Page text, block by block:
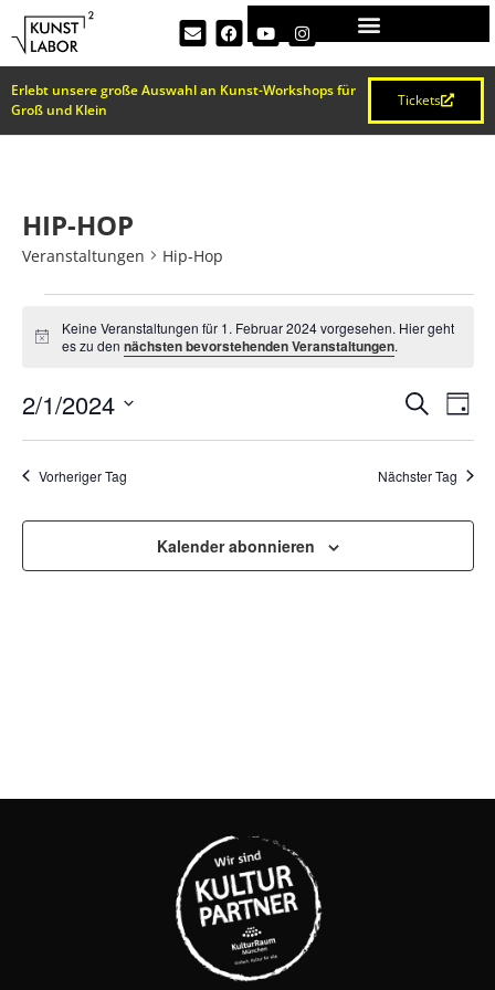
Erlebt unsere große Auswahl an Kunst-Workshops für
Groß und Klein
Tickets
HIP-HOP
Veranstaltungen Hip-Hop
Hinweis
Keine Veranstaltungen für 1. Februar 2024 vorgesehen. Hier geht
es zu den nächsten bevorstehenden Veranstaltungen.
UND
SucheTag
2/1/2024
wählen.
Vorheriger Tag Nächster Tag
Kalender abonnieren